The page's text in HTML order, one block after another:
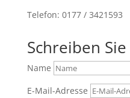
Telefon: 0177 / 3421593
Schreiben
Name
E-Mail-Adresse